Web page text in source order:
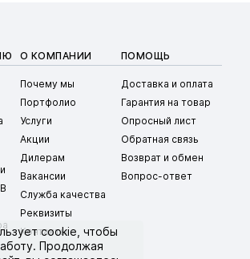
О КОМПАНИИ
Почему мы
Портфолио
Услуги
Акции
Дилерам
Вакансии
Служба качества
Реквизиты
Контакты
ПОМОЩЬ
Доставка и оплата
Гарантия на товар
Опросный лист
Обратная связь
Возврат и обмен
Вопрос-ответ
cookie , чтобы
Продолжая